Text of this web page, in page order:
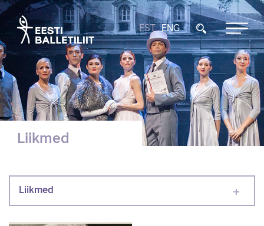
EST ENG
Liikmed
Liikmed